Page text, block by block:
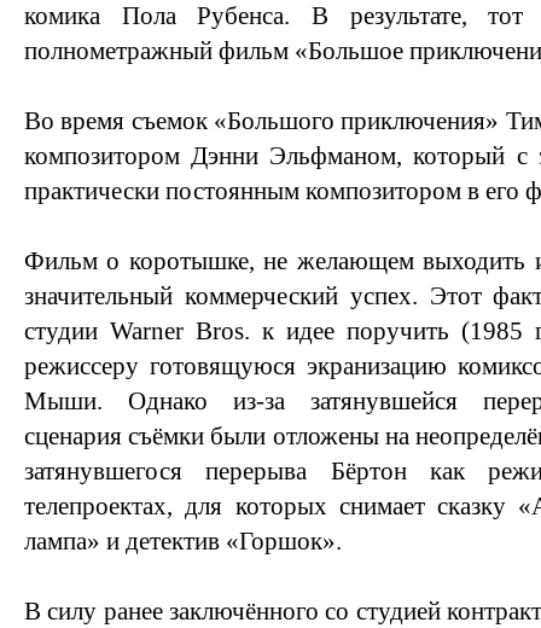
комика Пола Рубенса. В результате, тот
полнометражный фильм «Большое
Во время съемок «Большого приключения»
композитором Дэнни Эльфманом, который с
практически постоянным композитором в его
Фильм о коротышке, не желающем выходить
значительный коммерческий успех. Этот
студии Warner Bros. к идее поручить
режиссеру готовящуюся экранизацию
Мыши. Однако из-за затянувшейся
сценария съёмки были отложены на
затянувшегося перерыва Бёртон как
телепроектах, для которых снимает сказку
лампа» и детектив «Горшок».
В силу ранее заключённого со студией